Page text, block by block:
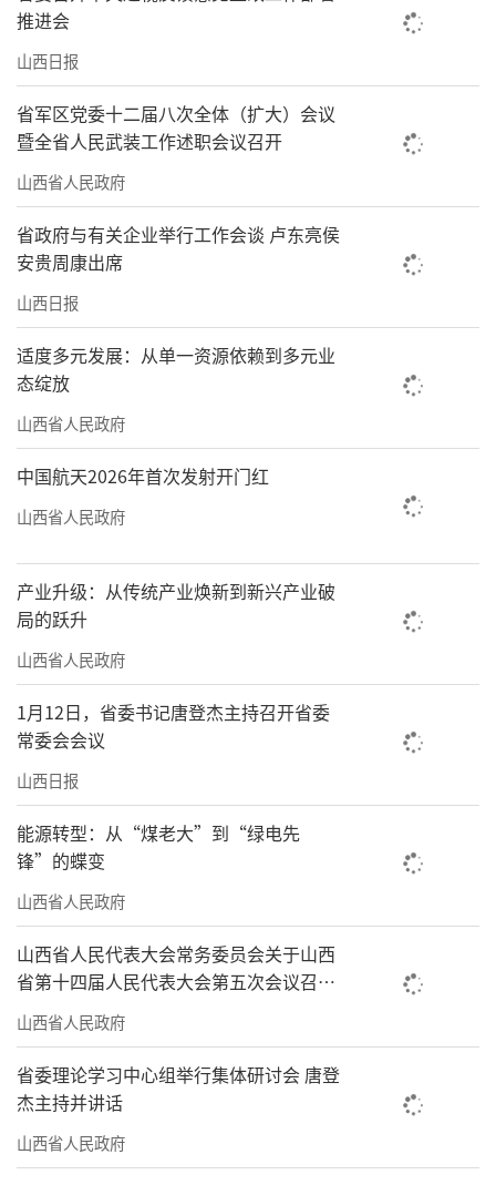
推进会
山西日报
省军区党委十二届八次全体（扩大）会议
暨全省人民武装工作述职会议召开
山西省人民政府
省政府与有关企业举行工作会谈 卢东亮侯
安贵周康出席
山西日报
适度多元发展：从单一资源依赖到多元业
态绽放
山西省人民政府
中国航天2026年首次发射开门红
山西省人民政府
产业升级：从传统产业焕新到新兴产业破
局的跃升
山西省人民政府
1月12日，省委书记唐登杰主持召开省委
常委会会议
山西日报
能源转型：从“煤老大”到“绿电先
锋”的蝶变
山西省人民政府
山西省人民代表大会常务委员会关于山西
省第十四届人民代表大会第五次会议召开
时间的决定
山西省人民政府
省委理论学习中心组举行集体研讨会 唐登
杰主持并讲话
山西省人民政府